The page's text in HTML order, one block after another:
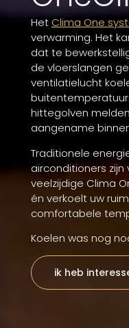
Het Clima One
verwarming. Het
dat te
de vloerslangen
ventilatielucht
hittegolven
aangename
Traditionele
airconditioners
veelzijdige Clima
én verkoelt uw
comfortabele
Koelen was nog
ik heb